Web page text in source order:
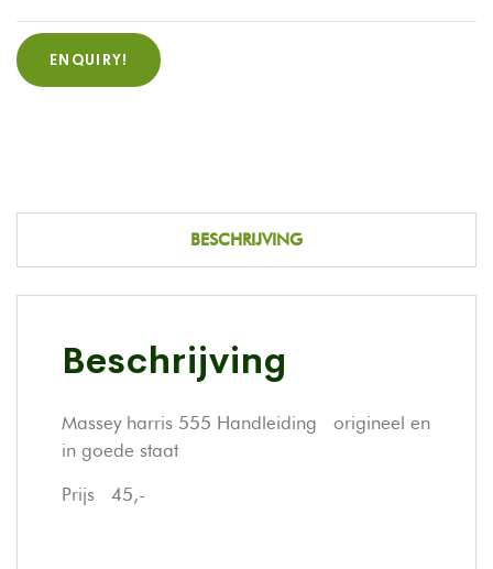
ENQUIRY!
BESCHRIJVING
Beschrijving
Massey harris 555 Handleiding origineel en
in goede staat
Prijs 45,-